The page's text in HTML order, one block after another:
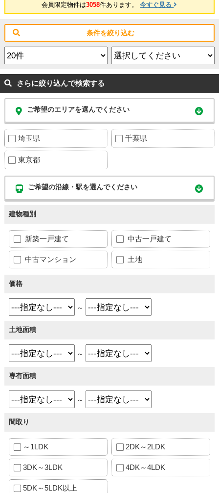
会員限定物件は3058件あります。今すぐ見る
条件を絞り込む
さらに絞り込んで検索する
ご希望のエリアを選んでください
埼玉県 千葉県
東京都
ご希望の沿線・駅を選んでください
建物種別
新築一戸建て 中古一戸建て
中古マンション 土地
価格
～
土地面積
～
専有面積
～
間取り
～1LDK 2DK～2LDK
3DK～3LDK 4DK～4LDK
5DK～5LDK以上